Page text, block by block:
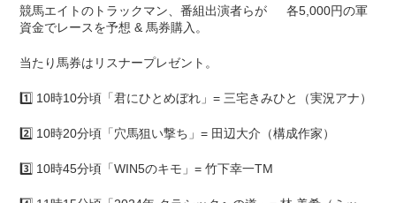
競馬エイトのトラックマン、番組出演者らが 各5,000円の軍
資金でレースを予想 & 馬券購入。
当たり馬券はリスナープレゼント。
1️⃣ 10時10分頃「君にひとめぼれ」= 三宅きみひと（実況アナ）
2️⃣ 10時20分頃「穴馬狙い撃ち」= 田辺大介（構成作家）
3️⃣ 10時45分頃「WIN5のキモ」= 竹下幸一TM